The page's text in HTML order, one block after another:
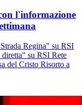
l'informazione
Regina" su RSI
su RSI Rete
del Cristo Risorto a